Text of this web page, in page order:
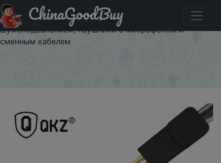
Придбати по знижці $1/1 Оригинальные цветные
наушники QKZ VK4 DD, гарнитура Hi-Fi с басами и
шумоподавлением, наушники с микрофоном и
сменным кабелем
ChinaGoodBuy